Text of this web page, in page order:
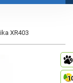
XR403
9